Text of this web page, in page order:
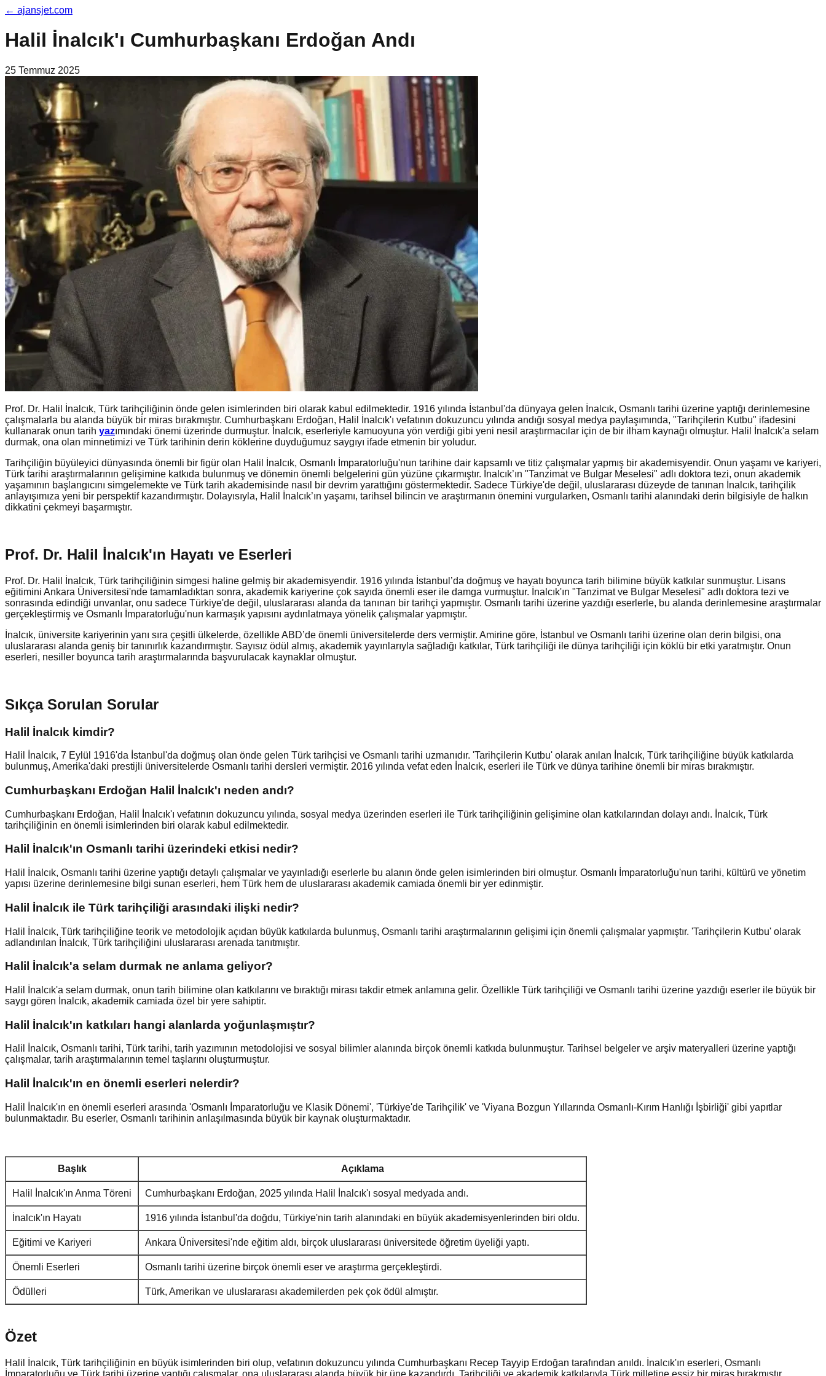
← ajansjet.com
Halil İnalcık'ı Cumhurbaşkanı Erdoğan Andı
25 Temmuz 2025
Prof. Dr. Halil İnalcık, Türk tarihçiliğinin önde gelen isimlerinden biri olarak kabul edilmektedir. 1916 yılında İstanbul'da dünyaya gelen İnalcık, Osmanlı tarihi üzerine yaptığı derinlemesine
çalışmalarla bu alanda büyük bir miras bırakmıştır. Cumhurbaşkanı Erdoğan, Halil İnalcık'ı vefatının dokuzuncu yılında andığı sosyal medya paylaşımında, "Tarihçilerin Kutbu" ifadesini
kullanarak onun tarih yazımındaki önemi üzerinde durmuştur. İnalcık, eserleriyle kamuoyuna yön verdiği gibi yeni nesil araştırmacılar için de bir ilham kaynağı olmuştur. Halil İnalcık'a selam
durmak, ona olan minnetimizi ve Türk tarihinin derin köklerine duyduğumuz saygıyı ifade etmenin bir yoludur.
Tarihçiliğin büyüleyici dünyasında önemli bir figür olan Halil İnalcık, Osmanlı İmparatorluğu'nun tarihine dair kapsamlı ve titiz çalışmalar yapmış bir akademisyendir. Onun yaşamı ve kariyeri,
Türk tarihi araştırmalarının gelişimine katkıda bulunmuş ve dönemin önemli belgelerini gün yüzüne çıkarmıştır. İnalcık’ın "Tanzimat ve Bulgar Meselesi" adlı doktora tezi, onun akademik
yaşamının başlangıcını simgelemekte ve Türk tarih akademisinde nasıl bir devrim yarattığını göstermektedir. Sadece Türkiye'de değil, uluslararası düzeyde de tanınan İnalcık, tarihçilik
anlayışımıza yeni bir perspektif kazandırmıştır. Dolayısıyla, Halil İnalcık’ın yaşamı, tarihsel bilincin ve araştırmanın önemini vurgularken, Osmanlı tarihi alanındaki derin bilgisiyle de halkın
dikkatini çekmeyi başarmıştır.
Prof. Dr. Halil İnalcık'ın Hayatı ve Eserleri
Prof. Dr. Halil İnalcık, Türk tarihçiliğinin simgesi haline gelmiş bir akademisyendir. 1916 yılında İstanbul’da doğmuş ve hayatı boyunca tarih bilimine büyük katkılar sunmuştur. Lisans
eğitimini Ankara Üniversitesi'nde tamamladıktan sonra, akademik kariyerine çok sayıda önemli eser ile damga vurmuştur. İnalcık'ın "Tanzimat ve Bulgar Meselesi" adlı doktora tezi ve
sonrasında edindiği unvanlar, onu sadece Türkiye'de değil, uluslararası alanda da tanınan bir tarihçi yapmıştır. Osmanlı tarihi üzerine yazdığı eserlerle, bu alanda derinlemesine araştırmalar
gerçekleştirmiş ve Osmanlı İmparatorluğu'nun karmaşık yapısını aydınlatmaya yönelik çalışmalar yapmıştır.
İnalcık, üniversite kariyerinin yanı sıra çeşitli ülkelerde, özellikle ABD’de önemli üniversitelerde ders vermiştir. Amirine göre, İstanbul ve Osmanlı tarihi üzerine olan derin bilgisi, ona
uluslararası alanda geniş bir tanınırlık kazandırmıştır. Sayısız ödül almış, akademik yayınlarıyla sağladığı katkılar, Türk tarihçiliği ile dünya tarihçiliği için köklü bir etki yaratmıştır. Onun
eserleri, nesiller boyunca tarih araştırmalarında başvurulacak kaynaklar olmuştur.
Sıkça Sorulan Sorular
Halil İnalcık kimdir?
Halil İnalcık, 7 Eylül 1916'da İstanbul'da doğmuş olan önde gelen Türk tarihçisi ve Osmanlı tarihi uzmanıdır. 'Tarihçilerin Kutbu' olarak anılan İnalcık, Türk tarihçiliğine büyük katkılarda
bulunmuş, Amerika'daki prestijli üniversitelerde Osmanlı tarihi dersleri vermiştir. 2016 yılında vefat eden İnalcık, eserleri ile Türk ve dünya tarihine önemli bir miras bırakmıştır.
Cumhurbaşkanı Erdoğan Halil İnalcık'ı neden andı?
Cumhurbaşkanı Erdoğan, Halil İnalcık'ı vefatının dokuzuncu yılında, sosyal medya üzerinden eserleri ile Türk tarihçiliğinin gelişimine olan katkılarından dolayı andı. İnalcık, Türk
tarihçiliğinin en önemli isimlerinden biri olarak kabul edilmektedir.
Halil İnalcık'ın Osmanlı tarihi üzerindeki etkisi nedir?
Halil İnalcık, Osmanlı tarihi üzerine yaptığı detaylı çalışmalar ve yayınladığı eserlerle bu alanın önde gelen isimlerinden biri olmuştur. Osmanlı İmparatorluğu'nun tarihi, kültürü ve yönetim
yapısı üzerine derinlemesine bilgi sunan eserleri, hem Türk hem de uluslararası akademik camiada önemli bir yer edinmiştir.
Halil İnalcık ile Türk tarihçiliği arasındaki ilişki nedir?
Halil İnalcık, Türk tarihçiliğine teorik ve metodolojik açıdan büyük katkılarda bulunmuş, Osmanlı tarihi araştırmalarının gelişimi için önemli çalışmalar yapmıştır. 'Tarihçilerin Kutbu' olarak
adlandırılan İnalcık, Türk tarihçiliğini uluslararası arenada tanıtmıştır.
Halil İnalcık'a selam durmak ne anlama geliyor?
Halil İnalcık'a selam durmak, onun tarih bilimine olan katkılarını ve bıraktığı mirası takdir etmek anlamına gelir. Özellikle Türk tarihçiliği ve Osmanlı tarihi üzerine yazdığı eserler ile büyük bir
saygı gören İnalcık, akademik camiada özel bir yere sahiptir.
Halil İnalcık'ın katkıları hangi alanlarda yoğunlaşmıştır?
Halil İnalcık, Osmanlı tarihi, Türk tarihi, tarih yazımının metodolojisi ve sosyal bilimler alanında birçok önemli katkıda bulunmuştur. Tarihsel belgeler ve arşiv materyalleri üzerine yaptığı
çalışmalar, tarih araştırmalarının temel taşlarını oluşturmuştur.
Halil İnalcık'ın en önemli eserleri nelerdir?
Halil İnalcık'ın en önemli eserleri arasında 'Osmanlı İmparatorluğu ve Klasik Dönemi', 'Türkiye'de Tarihçilik' ve 'Viyana Bozgun Yıllarında Osmanlı-Kırım Hanlığı İşbirliği' gibi yapıtlar
bulunmaktadır. Bu eserler, Osmanlı tarihinin anlaşılmasında büyük bir kaynak oluşturmaktadır.
Başlık Açıklama
Halil İnalcık'ın Anma Töreni Cumhurbaşkanı Erdoğan, 2025 yılında Halil İnalcık'ı sosyal medyada andı.
İnalcık'ın Hayatı 1916 yılında İstanbul'da doğdu, Türkiye'nin tarih alanındaki en büyük akademisyenlerinden biri oldu.
Eğitimi ve Kariyeri Ankara Üniversitesi'nde eğitim aldı, birçok uluslararası üniversitede öğretim üyeliği yaptı.
Önemli Eserleri Osmanlı tarihi üzerine birçok önemli eser ve araştırma gerçekleştirdi.
Ödülleri Türk, Amerikan ve uluslararası akademilerden pek çok ödül almıştır.
Özet
Halil İnalcık, Türk tarihçiliğinin en büyük isimlerinden biri olup, vefatının dokuzuncu yılında Cumhurbaşkanı Recep Tayyip Erdoğan tarafından anıldı. İnalcık'ın eserleri, Osmanlı
İmparatorluğu ve Türk tarihi üzerine yaptığı çalışmalar, ona uluslararası alanda büyük bir üne kazandırdı. Tarihçiliği ve akademik katkılarıyla Türk milletine eşsiz bir miras bırakmıştır.